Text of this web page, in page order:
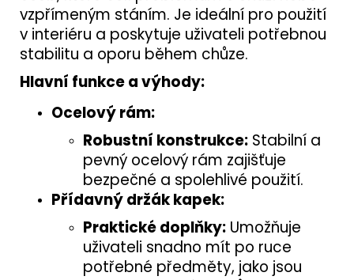
vzpřímeným stáním. Je ideální pro použití
v interiéru a poskytuje uživateli potřebnou
stabilitu a oporu během chůze.
Hlavní funkce a výhody:
Ocelový rám:
Robustní konstrukce: Stabilní a
pevný ocelový rám zajišťuje
bezpečné a spolehlivé použití.
Přídavný držák kapek:
Praktické doplňky: Umožňuje
uživateli snadno mít po ruce
potřebné předměty, jako jsou